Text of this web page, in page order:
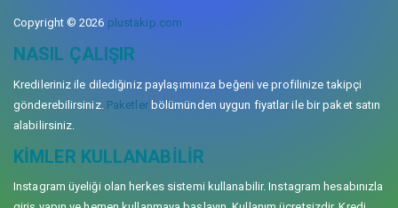
Copyright © 2026 plustakip.com
NASIL ÇALIŞIR
Kredileriniz ile dilediğiniz paylaşımınıza beğeni ve profilinize takipçi
gönderebilirsiniz. Paketlerbölümünden uygun fiyatlar ile bir paket satın
alabilirsiniz.
KIMLER KULLANABILIR
Instagram üyeliği olan herkes sistemi kullanabilir. Instagram hesabınızla